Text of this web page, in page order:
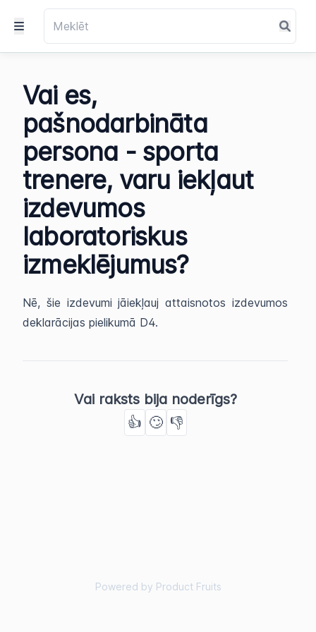
Vai es,
pašnodarbināta
persona - sporta
trenere, varu iekļaut
izdevumos
laboratoriskus
izmeklējumus?
Nē, šie izdevumi jāiekļauj attaisnotos izdevumos
deklarācijas pielikumā D4.
Vai raksts bija noderīgs?
👍 🙄 👎
Powered by Product Fruits